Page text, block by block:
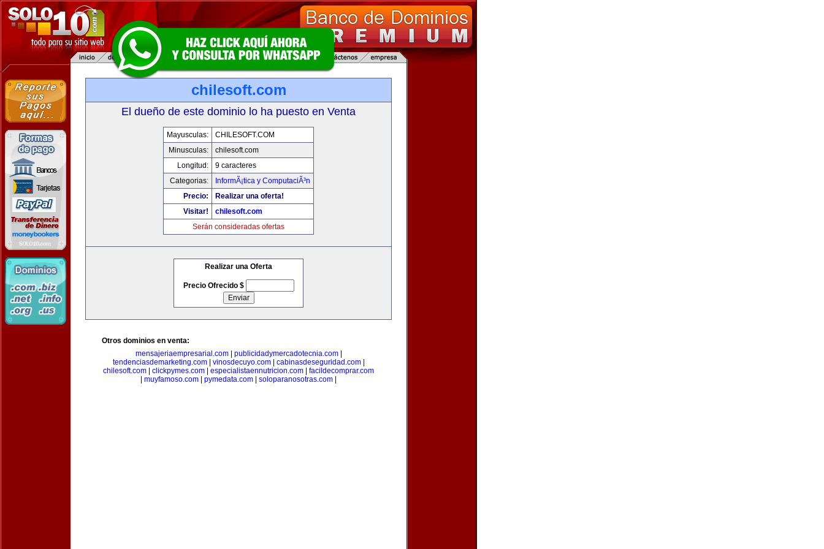
chilesoft.com
El dueño de este dominio lo ha puesto en Venta
Mayusculas:
CHILESOFT.COM
Minusculas:
chilesoft.com
Longitud:
9 caracteres
Categorias:
InformÃ¡tica y ComputaciÃ³n
Precio:
Realizar una oferta!
Visitar!
chilesoft.com
Serán consideradas ofertas
Realizar una Oferta
Precio Ofrecido $
Otros dominios en venta:
mensajeriaempresarial.com| publicidadymercadotecnia.com|
tendenciasdemarketing.com| vinosdecuyo.com| cabinasdeseguridad.com|
chilesoft.com
clickpymes.com especialistaennutricion.com
facildecomprar.com
muyfamoso.com pymedata.com soloparanosotras.com